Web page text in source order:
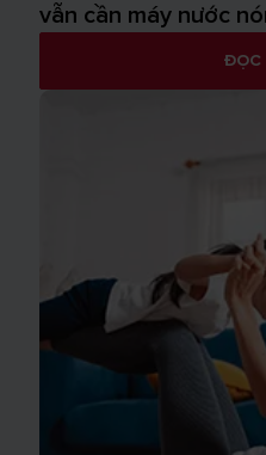
vẫn cần máy nước
ĐỌC